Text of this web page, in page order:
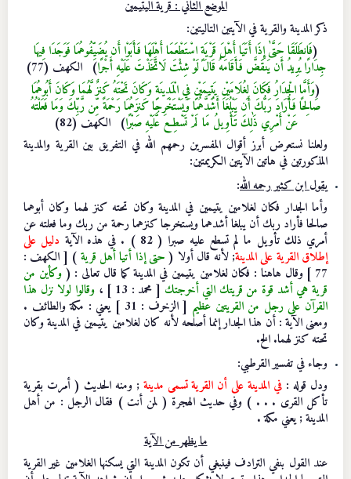
الموضع الثاني : قرية اليتيمين
ذكر المدينة والقرية في الآيتين التاليتين:
(فَانطَلَقَا حَتَّىٰ إِذَا أَتَيَا أَهْلَ قَرْيَةٍ اسْتَطْعَمَا أَهْلَهَا فَأَبَوْا أَن يُضَيِّفُوهُمَا فَوَجَدَا فِيهَا
جِدَارًا يُرِيدُ أَن يَنقَضَّ فَأَقَامَهُ قَالَ لَوْ شِئْتَ لَاتَّخَذْتَ عَلَيْهِ أَجْرًا) الكهف (77)
(وَأَمَّا الْجِدَارُ فَكَانَ لِغُلَامَيْنِ يَتِيمَيْنِ فِي الْمَدِينَةِ وَكَانَ تَحْتَهُ كَنزٌ لَّهُمَا وَكَانَ أَبُوهُمَا
صَالِحًا فَأَرَادَ رَبُّكَ أَن يَبْلُغَا أَشُدَّهُمَا وَيَسْتَخْرِجَا كَنزَهُمَا رَحْمَةً مِّن رَّبِّكَ وَمَا فَعَلْتُهُ
عَنْ أَمْرِي ذَٰلِكَ تَأْوِيلُ مَا لَمْ تَسْطِع عَّلَيْهِ صَبْرًا) الكهف (82)
ولعلنا نستعرض أبرز أقوال المفسرين رحمهم الله في التفريق بين القرية والمدينة
المذكورتين في هاتين الآيتين الكريمتين:
يقول ابن كثير رحمه الله:
وأما الجدار فكان لغلامين يتيمين في المدينة وكان تحته كنز لهما وكان أبوهما
صالحا فأراد ربك أن يبلغا أشدهما ويستخرجا كنزهما رحمة من ربك وما فعلته عن
أمري ذلك تأويل ما لم تسطع عليه صبرا ( 82 ) . في هذه الآية دليل على
إطلاق القرية على المدينة; لأنه قال أولا (حتى إذا أتيا أهل قرية) [ الكهف :
77 ] وقال هاهنا : فكان لغلامين يتيمين في المدينة كما قال تعالى : ( وكأين من
قرية هي أشد قوة من قريتك التي أخرجتك [ محمد : 13 ] ، وقالوا لولا نزل هذا
القرآن على رجل من القريتين عظيم [ الزخرف : 31 ] يعني : مكة والطائف .
ومعنى الآية : أن هذا الجدار إنما أصلحه لأنه كان لغلامين يتيمين في المدينة وكان
تحته كنز لهما. الخ.
وجاء في تفسير القرطبي:
ودل قوله : في المدينة على أن القرية تسمى مدينة ; ومنه الحديث ( أمرت بقرية
تأكل القرى . . . ) وفي حديث الهجرة ( لمن أنت ) فقال الرجل : من أهل
المدينة ; يعني مكة .
ما يظهر من الآية
عند القول بنفي الترادف فينبغي أن تكون المدينة التي يسكنها الغلامين غير القرية